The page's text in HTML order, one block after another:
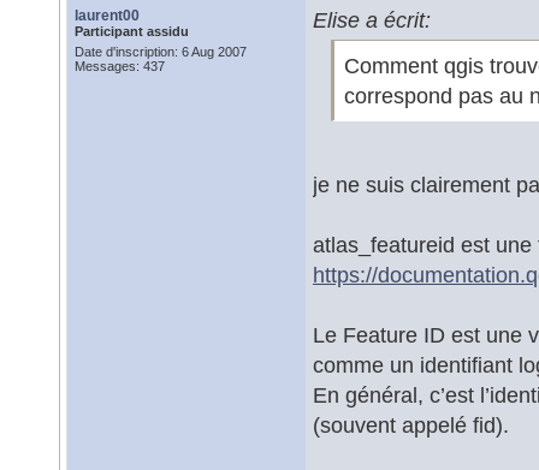
laurent00
Participant assidu
Date d'inscription: 6 Aug 2007
Messages: 437
Elise a écrit:
Comment qgis
correspond pas au
je ne suis clairement
atlas_featureid est
https://
Le Feature ID est une
comme un identifiant
En général, c’est
(souvent appelé fid).